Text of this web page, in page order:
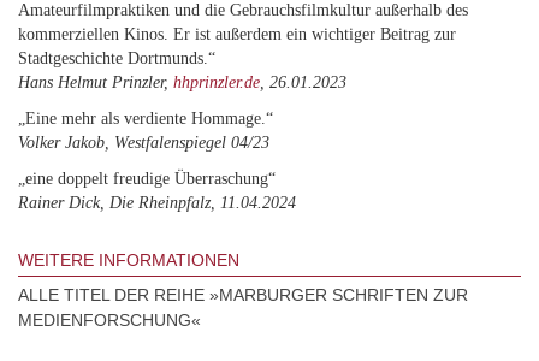
Amateurfilmpraktiken und die Gebrauchsfilmkultur außerhalb des
kommerziellen Kinos. Er ist außerdem ein wichtiger Beitrag zur
Stadtgeschichte Dortmunds.“
Hans Helmut Prinzler, hhprinzler.de, 26.01.2023
„Eine mehr als verdiente Hommage.“
Volker Jakob, Westfalenspiegel 04/23
„eine doppelt freudige Überraschung“
Rainer Dick, Die Rheinpfalz, 11.04.2024
WEITERE INFORMATIONEN
ALLE TITEL DER REIHE »MARBURGER SCHRIFTEN ZUR
MEDIENFORSCHUNG«